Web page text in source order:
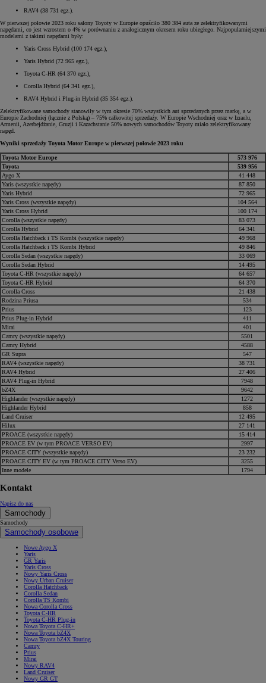
RAV4 (38 731 egz.).
W pierwszej połowie 2023 roku salony Toyoty w Europie opuściło 380 384 auta ze zelektryfikowanymi
napędami, co jest wzrostem o 4% w porównaniu z analogicznym okresem roku ubiegłego. Najpopularniejszymi
modelami z takimi napędami były:
Yaris Cross Hybrid (100 174 egz.),
Yaris Hybrid (72 965 egz.),
Toyota C-HR (64 370 egz.),
Corolla Hybrid (64 341 egz.),
RAV4 Hybrid i Plug-in Hybrid (35 354 egz.).
Zelektryfikowane samochody stanowiły w tym okresie 70% wszystkich aut sprzedanych przez markę, a w
Europie Zachodniej (łącznie z Polską) – 75% całkowitej sprzedaży. W Europie Wschodniej oraz w Izraelu,
Armenii, Azerbejdżanie, Gruzji i Kazachstanie 50% nowych samochodów Toyoty miało zelektryfikowany
napęd.
Wyniki sprzedaży Toyota Motor Europe w pierwszej połowie 2023 roku
Toyota Motor Europe
573 976
Toyota
539 956
Aygo X
41 448
Yaris (wszystkie napędy)
87 850
Yaris Hybrid
72 965
Yaris Cross (wszystkie napędy)
104 564
Yaris Cross Hybrid
100 174
Corolla (wszystkie napędy)
83 073
Corolla Hybrid
64 341
Corolla Hatchback i TS Kombi (wszystkie napędy)
49 968
Corolla Hatchback i TS Kombi Hybrid
49 846
Corolla Sedan (wszystkie napędy)
33 069
Corolla Sedan Hybrid
14 495
Toyota C-HR (wszystkie napędy)
64 657
Toyota C-HR Hybrid
64 370
Corolla Cross
21 438
Rodzina Priusa
534
Prius
123
Prius Plug-in Hybrid
411
Mirai
401
Camry (wszystkie napędy)
5501
Camry Hybrid
4588
GR Supra
547
RAV4 (wszystkie napędy)
38 731
RAV4 Hybrid
27 406
RAV4 Plug-in Hybrid
7948
bZ4X
9642
Highlander (wszystkie napędy)
1272
Highlander Hybrid
858
Land Cruiser
12 495
Hilux
27 141
PROACE (wszystkie napędy)
15 414
PROACE EV (w tym PROACE VERSO EV)
2997
PROACE CITY (wszystkie napędy)
23 232
PROACE CITY EV (w tym PROACE CITY Verso EV)
3255
Inne modele
1794
Kontakt
Napisz do nas
Samochody
Samochody
Samochody osobowe
Nowe Aygo X
Yaris
GR Yaris
Yaris Cross
Nowy Yaris Cross
Nowy Urban Cruiser
Corolla Hatchback
Corolla Sedan
Corolla TS Kombi
Nowa Corolla Cross
Toyota C-HR
Toyota C-HR Plug-in
Nowa Toyota C-HR+
Nowa Toyota bZ4X
Nowa Toyota bZ4X Touring
Camry
Prius
Mirai
Nowy RAV4
Land Cruiser
Nowy GR GT